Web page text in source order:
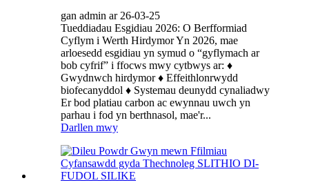
gan admin ar 26-03-25
Tueddiadau Esgidiau 2026: O Berfformiad
Cyflym i Werth Hirdymor Yn 2026, mae
arloesedd esgidiau yn symud o “gyflymach ar
bob cyfrif” i ffocws mwy cytbwys ar: ♦
Gwydnwch hirdymor ♦ Effeithlonrwydd
biofecanyddol ♦ Systemau deunydd cynaliadwy
Er bod platiau carbon ac ewynnau uwch yn
parhau i fod yn berthnasol, mae'r...
Darllen mwy